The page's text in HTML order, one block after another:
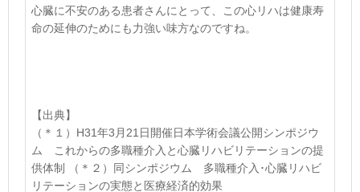
心臓に不安のある患者さんにとって、この心リハは健康寿
命の延伸のためにも力強い味方なのですね。
【出典】
（＊１）H31年3月21日開催日本学術会議公開シンポジウ
ム これからの多職種介入と心臓リハビリテーションの提
供体制 （＊２）同シンポジウム 多職種介入･心臓リハビ
リテーションの実態と医療経済的効果